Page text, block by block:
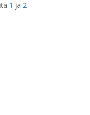
1 ja 2